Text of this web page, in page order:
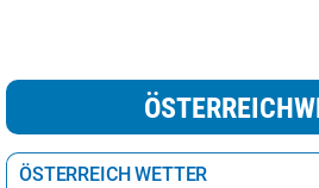
ÖSTERREICH WETTER